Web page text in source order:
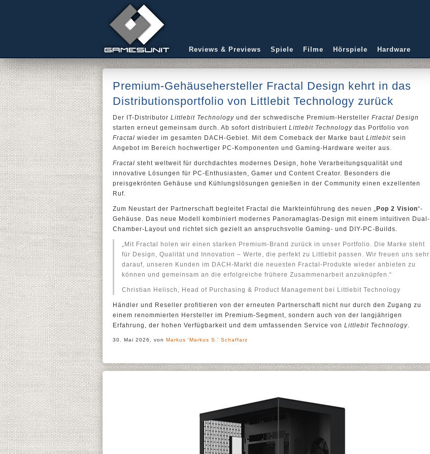
Reviews & Previews Spiele Filme Hörspiele Hardware
Premium-Gehäusehersteller Fractal Design kehrt in das
Distributionsportfolio von Littlebit Technology zurück
Der IT-Distributor Littlebit Technology und der schwedische Premium-Hersteller Fractal Design
starten erneut gemeinsam durch. Ab sofort distribuiert Littlebit Technology das Portfolio von
Fractal wieder im gesamten DACH-Gebiet. Mit dem Comeback der Marke baut Littlebit sein
Angebot im Bereich hochwertiger PC-Komponenten und Gaming-Hardware weiter aus.
Fractal steht weltweit für durchdachtes modernes Design, hohe Verarbeitungsqualität und
innovative Lösungen für PC-Enthusiasten, Gamer und Content Creator. Besonders die
preisgekrönten Gehäuse und Kühlungslösungen genießen in der Community einen exzellenten
Ruf.
Zum Neustart der Partnerschaft begleitet Fractal die Markteinführung des neuen „ Pop 2 Vision“-
Gehäuse. Das neue Modell kombiniert modernes Panoramaglas-Design mit einem intuitiven Dual-
Chamber-Layout und richtet sich gezielt an anspruchsvolle Gaming- und DIY-PC-Builds.
„Mit Fractal holen wir einen starken Premium-Brand zurück in unser Portfolio. Die Marke steht
für Design, Qualität und Innovation – Werte, die perfekt zu Littlebit passen. Wir freuen uns sehr
darauf, unseren Kunden im DACH-Markt die neuesten Fractal-Produkte wieder anbieten zu
können und gemeinsam an die erfolgreiche frühere Zusammenarbeit anzuknüpfen.“
Christian Helisch, Head of Purchasing & Product Management bei Littlebit Technology
Händler und Reseller profitieren von der erneuten Partnerschaft nicht nur durch den Zugang zu
einem renommierten Hersteller im Premium-Segment, sondern auch von der langjährigen
Erfahrung, der hohen Verfügbarkeit und dem umfassenden Service von Littlebit Technology.
30. Mai 2026, von Markus 'Markus S.' Schaffarz